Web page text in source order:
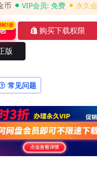
币 VIP会员: 免费 永久
时3折
购买下载权限
版
常见问题